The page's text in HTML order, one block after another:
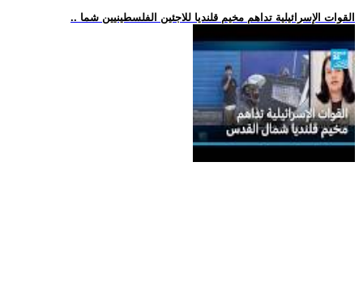
.. القوات الإسرائيلية تداهم مخيم قلنديا للاجئين الفلسطينيين شما